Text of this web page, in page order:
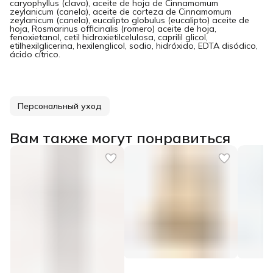
caryophyllus (clavo), aceite de hoja de Cinnamomum
zeylanicum (canela), aceite de corteza de Cinnamomum
zeylanicum (canela), eucalipto globulus (eucalipto) aceite de
hoja, Rosmarinus officinalis (romero) aceite de hoja,
fenoxietanol, cetil hidroxietilcelulosa, caprilil glicol,
etilhexilglicerina, hexilenglicol, sodio, hidróxido, EDTA disódico,
ácido cítrico.
Персональный уход
Вам также могут понравиться